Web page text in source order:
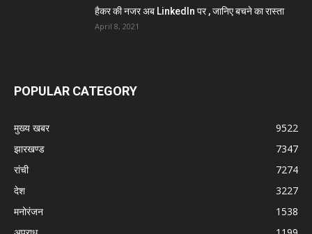
हैकर की नजर अब LinkedIn पर , जानिए बचने का रास्ता
April 8, 2021
POPULAR CATEGORY
मुख्य खबर
9522
झारखण्ड
7347
रांची
7274
देश
3227
मनोरंजन
1538